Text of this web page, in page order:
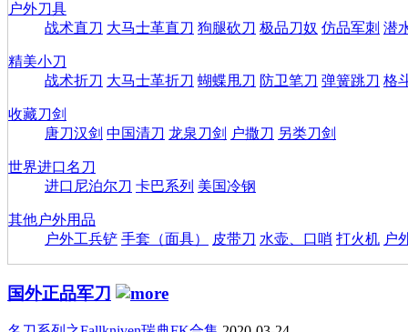
户外刀具
战术直刀 大马士革直刀 狗腿砍刀 极品刀奴 仿品军刺 潜
精美小刀
战术折刀 大马士革折刀 蝴蝶甩刀 防卫笔刀 弹簧跳刀 格
收藏刀剑
唐刀汉剑 中国清刀 龙泉刀剑 户撒刀 另类刀剑
世界进口名刀
进口尼泊尔刀 卡巴系列 美国冷钢
其他户外用品
户外工兵铲 手套（面具） 皮带刀 水壶、口哨 打火机 户
国外正品军刀